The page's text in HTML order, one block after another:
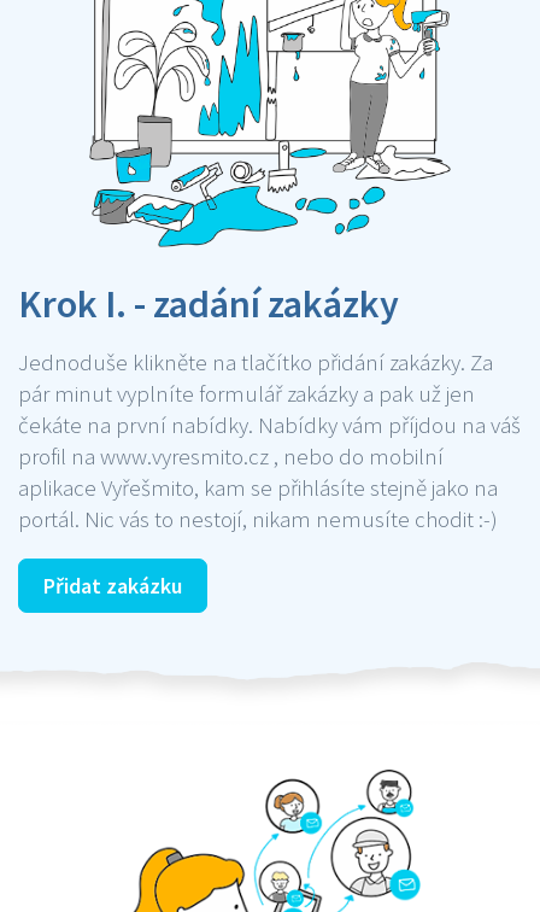
Krok I. - zadání zakázky
Jednoduše klikněte na tlačítko přidání zakázky. Za
pár minut vyplníte formulář zakázky a pak už jen
čekáte na první nabídky. Nabídky vám příjdou na váš
profil na www.vyresmito.cz , nebo do mobilní
aplikace Vyřešmito, kam se přihlásíte stejně jako na
portál. Nic vás to nestojí, nikam nemusíte chodit :-)
Přidat zakázku